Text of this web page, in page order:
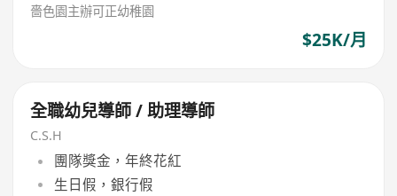
嗇色園主辦可正幼稚園
$25K/月
全職幼兒導師 / 助理導師
C.S.H
團隊獎金，年終花紅
生日假，銀行假